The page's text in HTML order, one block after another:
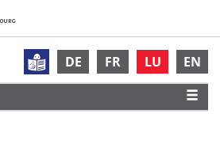
DE FR LU EN